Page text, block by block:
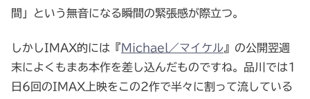
間」という無音になる瞬間の緊張感が際立つ。
しかしIMAX的には『 Michael／マイケル 』の公開翌週
末によくもまあ本作を差し込んだものですね。品川では1
日6回のIMAX上映をこの2作で半々に割って流している